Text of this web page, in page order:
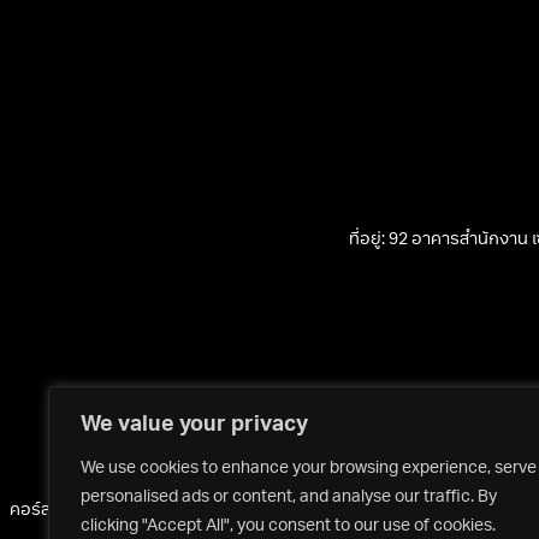
We value your privacy
We use cookies to enhance your browsing experience, serve
personalised ads or content, and analyse our traffic. By
clicking "Accept All", you consent to our use of cookies.
ที่อยู่: 92 อาคารสำนักงาน
คอร์สเรียน